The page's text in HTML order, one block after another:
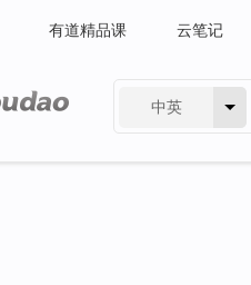
有道精品课 云笔记
中英